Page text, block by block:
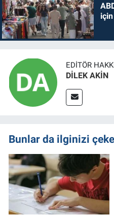
için
EDITÖR
DİLEK AKİN
Bunlar da ilginizi